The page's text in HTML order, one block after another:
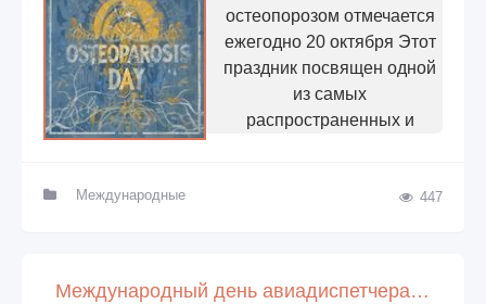
остеопорозом отмечается
ежегодно 20 октября Этот
праздник посвящен одной
из самых
распространенных и
Международные 447
Международный день авиадиспетчера (International Day of Air Traffic Controller)